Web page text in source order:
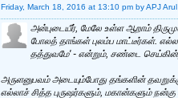
Friday, March 18, 2016 at 13:10 pm by APJ Arul
அன்புடையீர், மேலே உள்ள ஆறாம்
போலத் தாங்கள் புலம்ப மாட்டீர்கள்.
தத்துவமே' - என்றும், சண்டை
அருளனுபவம் அடையும்போது தங்களின்
எல்லாச் சித்த புருஷர்களும், மகான்களும்